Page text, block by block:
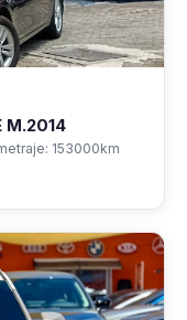
M.2014
153000km